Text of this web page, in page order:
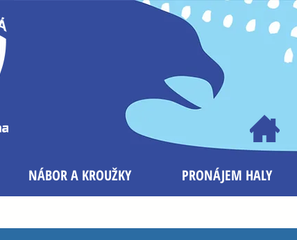
NÁBOR A KROUŽKY PRONÁJEM HALY